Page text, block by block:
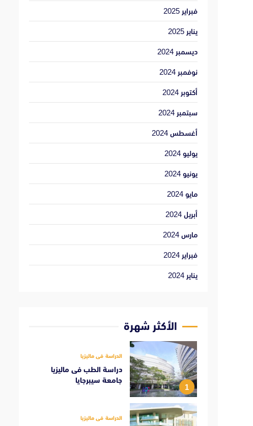
فبراير 2025
يناير 2025
ديسمبر 2024
نوفمبر 2024
أكتوبر 2024
سبتمبر 2024
أغسطس 2024
يوليو 2024
يونيو 2024
مايو 2024
أبريل 2024
مارس 2024
فبراير 2024
يناير 2024
الأكثر شهرة
1
الدراسة فى ماليزيا
دراسة الطب فى ماليزيا
جامعة سيبرجايا
الدراسة فى ماليزيا